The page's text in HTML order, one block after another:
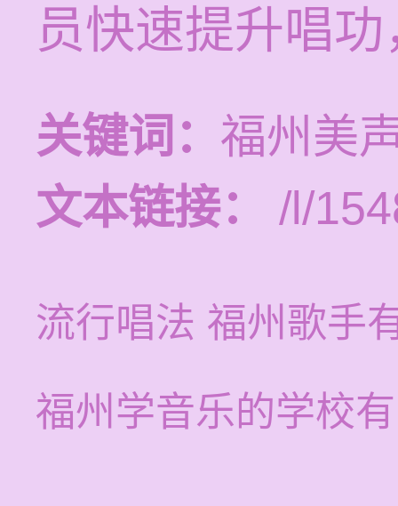
员快速提升唱
关键词： 福州美
文本链接：
/l/
流行唱法 福州歌手
福州学音乐的学校